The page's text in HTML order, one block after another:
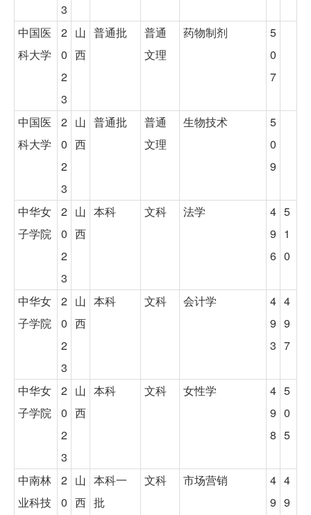
3
中国医
科大学
2
0
2
3
山
西
普通批
普通
文理
药物制剂
5
0
7
中国医
科大学
2
0
2
3
山
西
普通批
普通
文理
生物技术
5
0
9
中华女
子学院
2
0
2
3
山
西
本科 文科 法学
4
9
6
5
1
0
中华女
子学院
2
0
2
3
山
西
本科 文科 会计学
4
9
3
4
9
7
中华女
子学院
2
0
2
3
山
西
本科 文科 女性学
4
9
8
5
0
5
中南林
业科技
2
0
山
西
本科一
批
文科 市场营销
4
9
4
9